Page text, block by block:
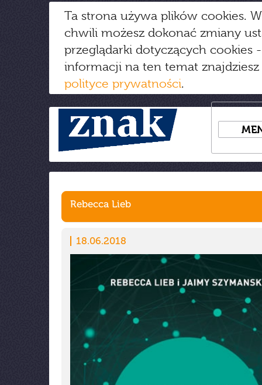
Ta strona używa plików cookies.
chwili możesz dokonać zmiany
przeglądarki dotyczących cookies
informacji na ten temat
polityce prywatności.
Rebecca Lieb
18.06.2018